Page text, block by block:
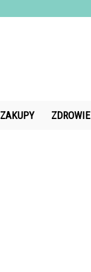
ZAKUPY ZDROWIE